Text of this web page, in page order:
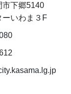
市下郷5140
ーいわま３F